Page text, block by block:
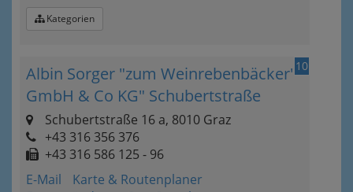
Kategorien
10
Albin Sorger "zum Weinrebenbäcker"
GmbH & Co KG" Schubertstraße
Schubertstraße 16 a, 8010 Graz
+43 316 356 376
+43 316 586 125 - 96
E-Mail
Karte & Routenplaner